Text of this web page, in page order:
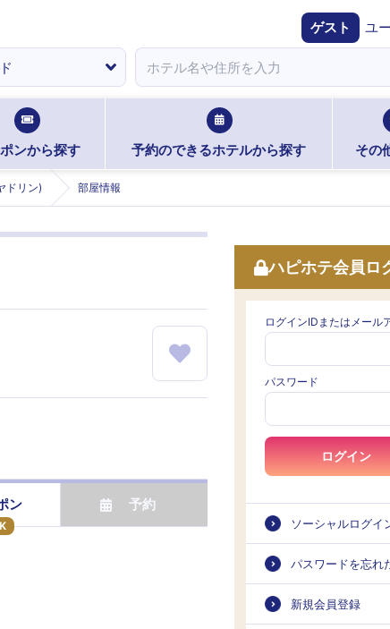
ゲスト ユ
ンから探す 予約のできるホテルから探す その
ドリン) 部屋情報
ン 予約
ハピホテ会員ロ
ログインIDまたはメール
パスワード
ログイン
ソーシャルログイ
パスワードを忘れ
新規会員登録